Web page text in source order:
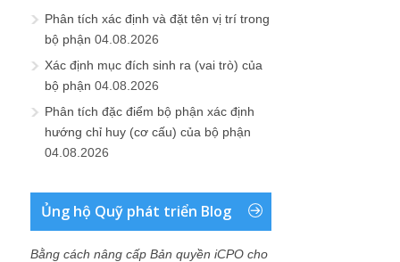
Phân tích xác định và đặt tên vị trí trong
bộ phận 04.08.2026
Xác định mục đích sinh ra (vai trò) của
bộ phận 04.08.2026
Phân tích đặc điểm bộ phận xác định
hướng chỉ huy (cơ cấu) của bộ phận
04.08.2026
Ủng hộ Quỹ phát triển Blog
Bằng cách nâng cấp Bản quyền iCPO cho